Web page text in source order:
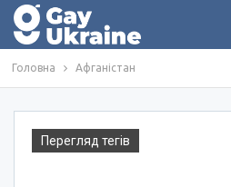
Головна Афганістан
Перегляд тегів